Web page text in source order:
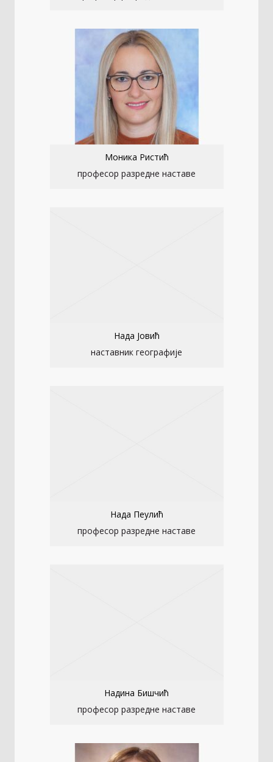
Моника Ристић
професор разредне наставе
Нада Јовић
наставник географије
Нада Пеулић
професор разредне наставе
Надина Бишчић
професор разредне наставе